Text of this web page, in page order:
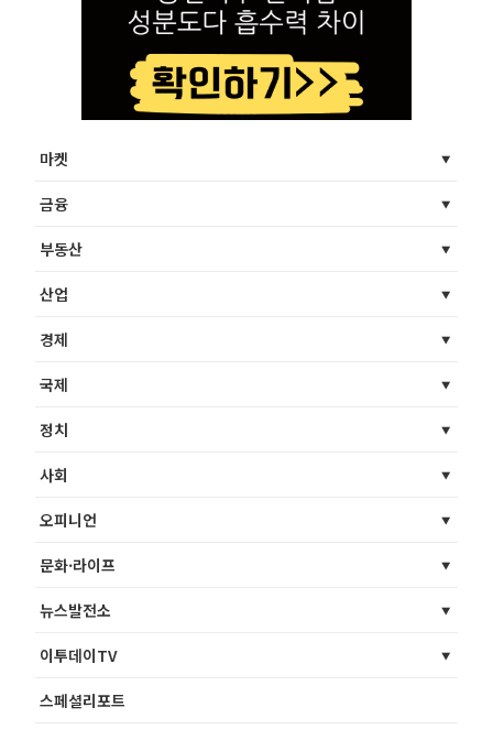
마켓
금융
부동산
산업
경제
국제
정치
사회
오피니언
문화·라이프
뉴스발전소
이투데이TV
스페셜리포트